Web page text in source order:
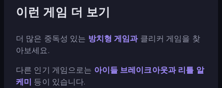
이런 게임 더 보기
더 많은 중독성 있는 방치형 게임과클리커 게임을 찾
아보세요.
다른 인기 게임으로는 아이들 브레이크아웃과 리틀 알
케미 등이 있습니다.